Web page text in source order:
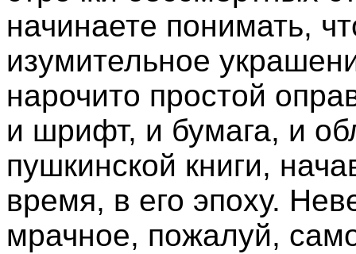
начинаете понимать,
изумительное
нарочито простой
и шрифт, и бумага, и
пушкинской книги,
время, в его эпоху.
мрачное, пожалуй,